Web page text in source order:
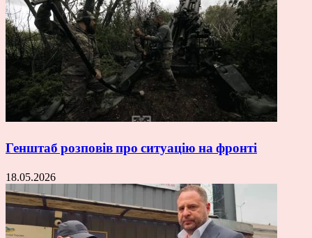
Генштаб розповів про ситуацію на фронті
18.05.2026